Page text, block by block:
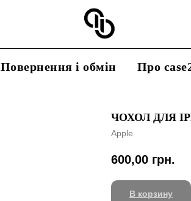
Повернення і обмін Про
ЧОХОЛ ДЛЯ
Apple
600,00 грн.
В корзину